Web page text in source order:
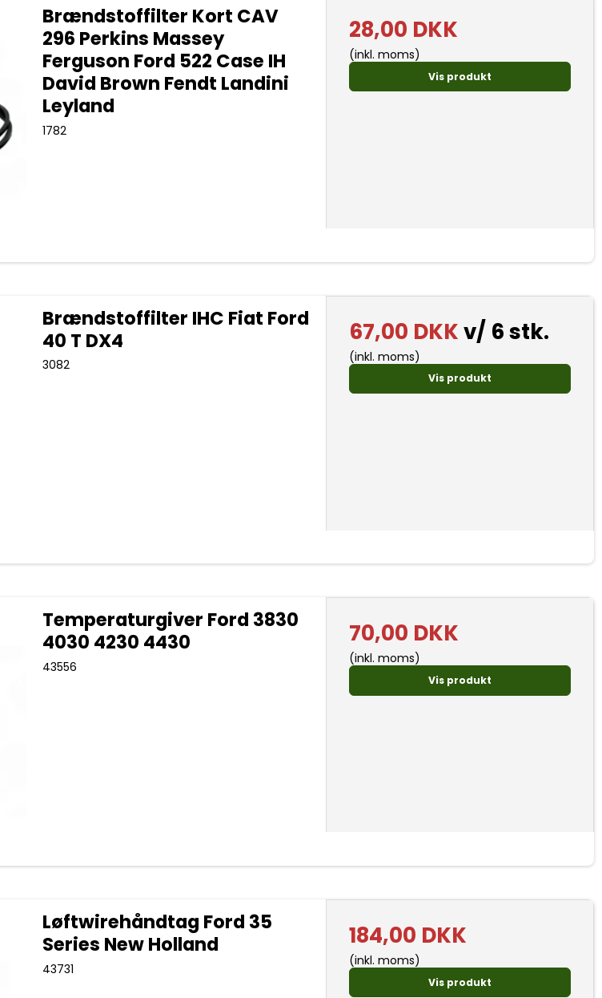
Brændstoffilter Kort CAV
296 Perkins Massey
Ferguson Ford 522 Case IH
David Brown Fendt Landini
Leyland
1782
28,00 DKK
(inkl. moms)
Vis produkt
Brændstoffilter IHC Fiat Ford
40 T DX4
3082
67,00 DKKv/ 6 stk.
(inkl. moms)
Vis produkt
Temperaturgiver Ford 3830
4030 4230 4430
43556
70,00 DKK
(inkl. moms)
Vis produkt
Løftwirehåndtag Ford 35
Series New Holland
43731
184,00 DKK
(inkl. moms)
Vis produkt